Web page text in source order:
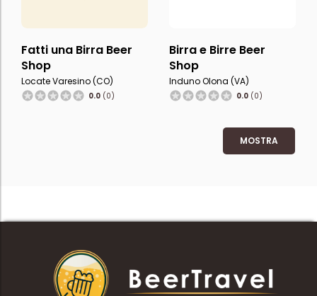
Fatti una Birra Beer
Shop
Locate Varesino (CO)
0.0 (0)
Birra e Birre Beer
Shop
Induno Olona (VA)
0.0 (0)
MOSTRA